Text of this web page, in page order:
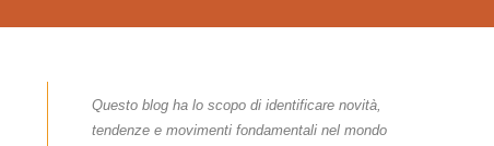
Questo blog ha lo scopo di identificare novità,
tendenze e movimenti fondamentali nel mondo